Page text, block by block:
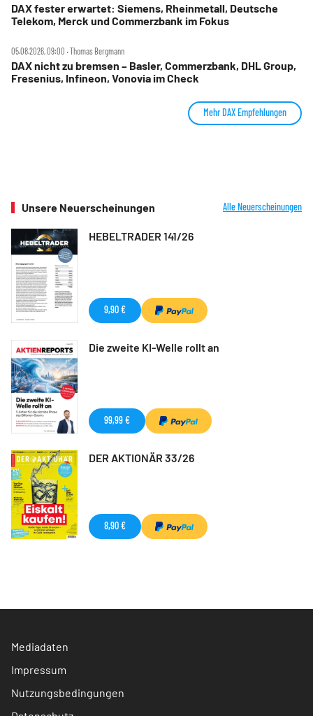
DAX fester erwartet: Siemens, Rheinmetall, Deutsche
Telekom, Merck und Commerzbank im Fokus
05.08.2026, 09:00 ‧ Thomas Bergmann
DAX nicht zu bremsen – Basler, Commerzbank, DHL Group,
Fresenius, Infineon, Vonovia im Check
Mehr DAX Empfehlungen
Unsere Neuerscheinungen Alle Neuerscheinungen
HEBELTRADER 141/26
9,90 €
Die zweite KI-Welle rollt an
99,99 €
DER AKTIONÄR 33/26
8,90 €
Mediadaten
Impressum
Nutzungsbedingungen